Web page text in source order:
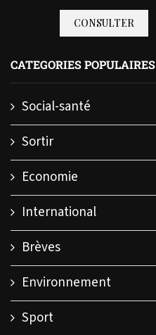
CONSULTER
CATEGORIES POPULAIRES
Social-santé
Sortir
Economie
International
Brèves
Environnement
Sport